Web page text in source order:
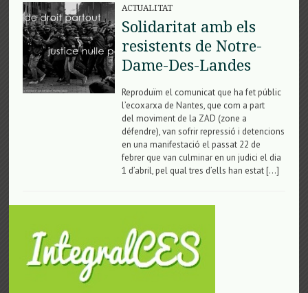
ACTUALITAT
Solidaritat amb els
resistents de Notre-
Dame-Des-Landes
Reproduïm el comunicat que ha fet públic
l’ecoxarxa de Nantes, que com a part
del moviment de la ZAD (zone a
défendre), van sofrir repressió i detencions
en una manifestació el passat 22 de
febrer que van culminar en un judici el dia
1 d’abril, pel qual tres d’ells han estat […]